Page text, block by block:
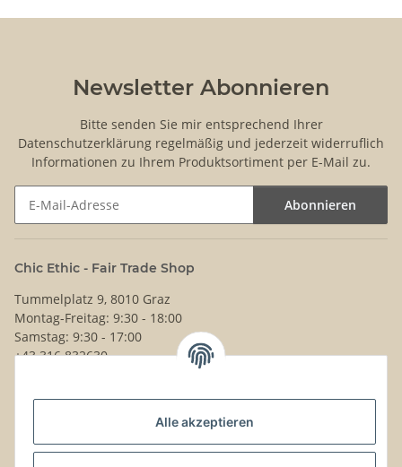
Alle akzeptieren
Newsletter Abonnieren
Bitte senden Sie mir entsprechend Ihrer
Datenschutzerklärung regelmäßig und jederzeit widerruflich
Informationen zu Ihrem Produktsortiment per E-Mail zu.
Abonnieren
Chic Ethic - Fair Trade Shop
Tummelplatz 9, 8010 Graz
Montag-Freitag: 9:30 - 18:00
Samstag: 9:30 - 17:00
+43 316 832630